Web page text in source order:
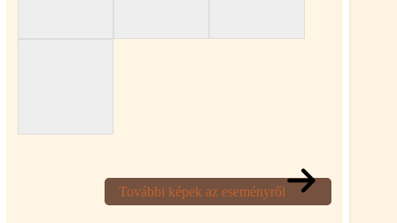
További képek az eseményről